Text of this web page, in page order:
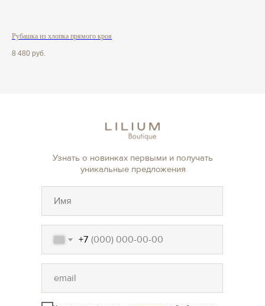
Рубашка из хлопка прямого кроя
8 480 руб.
Узнать о новинках первыми и получать
уникальные предложения
+7